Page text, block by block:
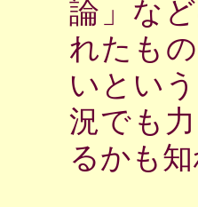
論」な
れたも
いとい
況でも
るかも知